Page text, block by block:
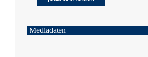
Mediadaten